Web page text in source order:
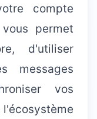
compte
permet
d'utiliser
messages
vos